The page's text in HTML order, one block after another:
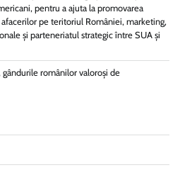
pentru a ajuta la promovarea
pe teritoriul României, marketing,
și parteneriatul strategic între SUA și
gândurile românilor valoroși de